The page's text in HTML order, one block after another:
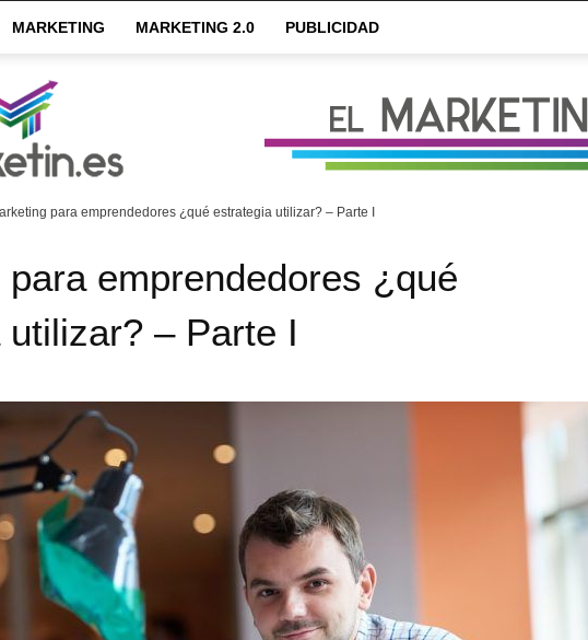
MARKETING MARKETING 2.0 PUBLICIDAD
para emprendedores ¿qué estrategia utilizar? – Parte I
emprendedores ¿qué
– Parte I